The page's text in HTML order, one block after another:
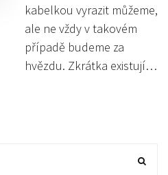
kabelkou vyrazit můžeme,
ale ne vždy v takovém
případě budeme za
hvězdu. Zkrátka existují…